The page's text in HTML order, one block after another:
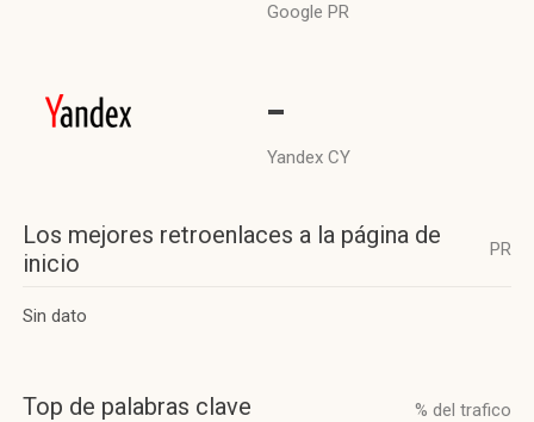
Google PR
-
Yandex CY
Los mejores retroenlaces a la página de
inicio
PR
Sin dato
Top de palabras clave % del trafico